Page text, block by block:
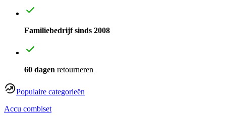
Familiebedrijf sinds 2008
60 dagen retourneren
Populaire categorieën
Accu combiset